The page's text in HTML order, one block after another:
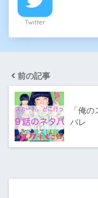
Twitter
前の記事
「俺
バレ